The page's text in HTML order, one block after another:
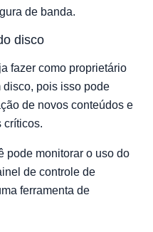
de banda.
disco
fazer como proprietário
disco, pois isso pode
de novos conteúdos e
críticos.
pode monitorar o uso do
de controle de
ferramenta de